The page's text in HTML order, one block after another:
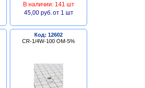
В наличии: 141 шт
45,00 руб. от 1 шт
Код: 12602
CR-1/4W-100 ОМ-5%